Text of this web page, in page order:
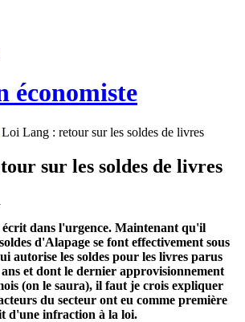
économiste
Loi Lang : retour sur les soldes de livres
sur les soldes de livres
écrit dans l'urgence. Maintenant qu'il
d'Alapage se font effectivement sous
autorise les soldes pour les livres parus
et dont le dernier approvisionnement
(on le saura), il faut je crois expliquer
du secteur ont eu comme première
d'une infraction à la loi.